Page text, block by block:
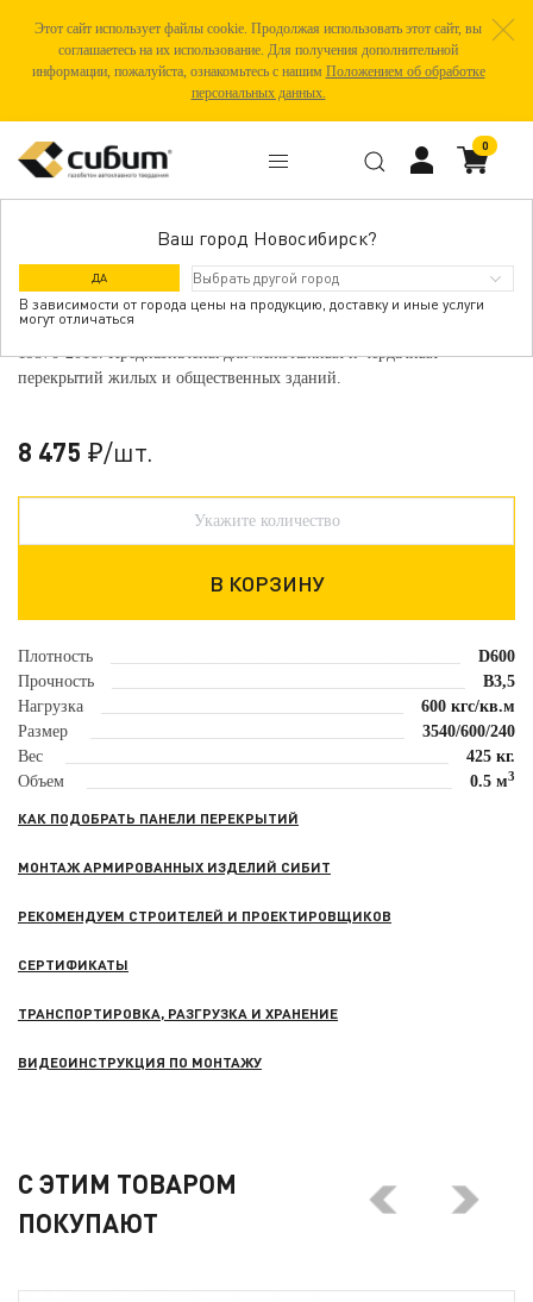
Этот сайт использует файлы cookie. Продолжая использовать этот сайт, вы
соглашаетесь на их использование. Для получения дополнительной
информации, пожалуйста, ознакомьтесь с нашим Положением об обработке
персональных данных.
Ваш город Новосибирск?
ДА
В зависимости от города цены на продукцию, доставку и иные услуги
могут отличаться
0
ПЛИТА ПЕРЕКРЫТИЙ П35,4-6
Панель перекрытий из автоклавного ячеистого бетона ГОСТ
19570-2018. Предназначены для межэтажных и чердачных
перекрытий жилых и общественных зданий.
8 475 ₽/шт.
Плотность
D600
Прочность
B3,5
Нагрузка
600 кгс/кв.м
Размер
3540/600/240
Вес
425 кг.
Объем
0.5 м3
КАК ПОДОБРАТЬ ПАНЕЛИ ПЕРЕКРЫТИЙ
МОНТАЖ АРМИРОВАННЫХ ИЗДЕЛИЙ СИБИТ
РЕКОМЕНДУЕМ СТРОИТЕЛЕЙ И ПРОЕКТИРОВЩИКОВ
СЕРТИФИКАТЫ
ТРАНСПОРТИРОВКА, РАЗГРУЗКА И ХРАНЕНИЕ
ВИДЕОИНСТРУКЦИЯ ПО МОНТАЖУ
С ЭТИМ ТОВАРОМ
ПОКУПАЮТ